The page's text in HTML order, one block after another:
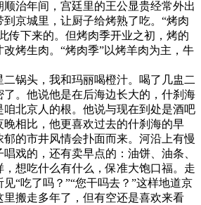
顺治年间，宫廷里的王公显贵经常外出
京城里，让厨子给烤熟了吃。“烤肉
传下来的。但烤肉季开业之初，烤的
烤生肉。“烤肉季”以烤羊肉为主，牛
锅头，我和玛丽喝橙汁。喝了几盅二
。他说他是在后海边长大的，什刹海
咱北京人的根。他说与现在到处是酒吧
晚相比，他更喜欢过去的什刹海的早
郁的市井风情会扑面而来。河沿上有慢
戏的，还有卖早点的：油饼、油条、
想吃什么有什么，保准大饱口福。走
“吃了吗？”“您干吗去？”这样地道京
里搬走多年了，但有空还是喜欢来看